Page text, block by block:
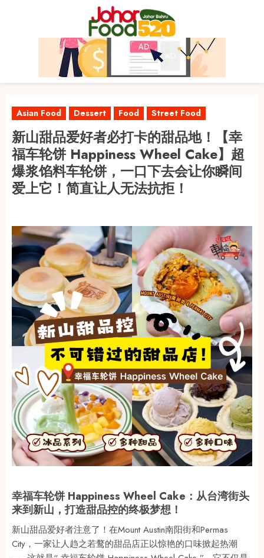
Asian Food Dessert Food Street Food
新山甜品爱好者必打卡的甜品地！【幸
福车轮饼 Happiness Wheel Cake】超
爆浆馅料车轮饼，一口下去会让你瞬间
爱上它！简直让人无法抗拒！
幸福车轮饼 Happiness Wheel Cake：从台湾街头
来到新山，打造甜品控的终极梦想！
新山甜品爱好者注意了！在Mount Austin南阳街和Permas
City，一家让人趋之若鹜的甜品店正以惊艳的口味掀起热潮